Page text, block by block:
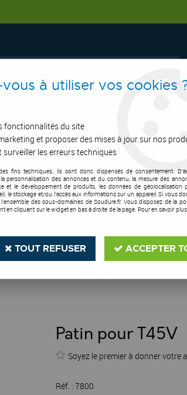
OUTILS DE COUPE SOUDURE E.P.I
pour T45V
Patin pour T45V
Soyez le premier à donner votre
Réf. : 7800
à utiliser vos cookies
fonctionnalités du site
et proposer des mises à jour sur nos
les erreurs techniques
fins techniques, ils sont donc dispensés de consentement.
personnalisation des annonces et du contenu, la mesure des
et le développement de produits, les données de géolocalisation
le stockage et/ou l'accès aux informations sur un appareil. Si vous
des sous-domaines de Soudure.fr. Vous disposez de la
en cliquant sur le widget en bas à droite de la page. Pour en savoir
TOUT REFUSER ACCEPTER